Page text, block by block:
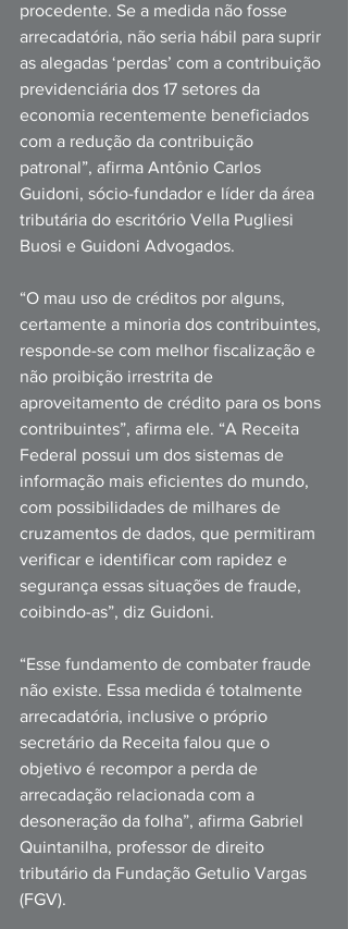
procedente. Se a medida não fosse
arrecadatória, não seria hábil para suprir
as alegadas ‘perdas’ com a contribuição
previdenciária dos 17 setores da
economia recentemente beneficiados
com a redução da contribuição
patronal”, afirma Antônio Carlos
Guidoni, sócio-fundador e líder da área
tributária do escritório Vella Pugliesi
Buosi e Guidoni Advogados.
“O mau uso de créditos por alguns,
certamente a minoria dos contribuintes,
responde-se com melhor fiscalização e
não proibição irrestrita de
aproveitamento de crédito para os bons
contribuintes”, afirma ele. “A Receita
Federal possui um dos sistemas de
informação mais eficientes do mundo,
com possibilidades de milhares de
cruzamentos de dados, que permitiram
verificar e identificar com rapidez e
segurança essas situações de fraude,
coibindo-as”, diz Guidoni.
“Esse fundamento de combater fraude
não existe. Essa medida é totalmente
arrecadatória, inclusive o próprio
secretário da Receita falou que o
objetivo é recompor a perda de
arrecadação relacionada com a
desoneração da folha”, afirma Gabriel
Quintanilha, professor de direito
tributário da Fundação Getulio Vargas
(FGV).